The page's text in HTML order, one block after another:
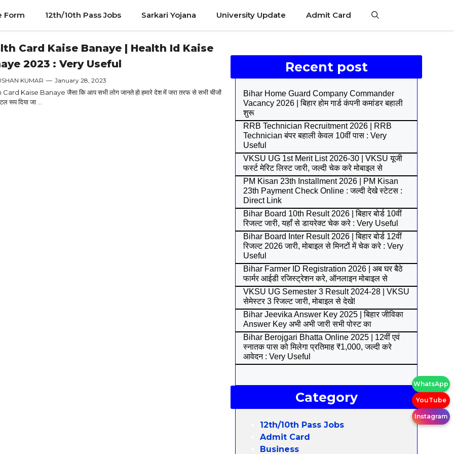
Form 12th/10th Pass Jobs Sarkari Yojana University Update Admit Card
Card Kaise Banaye | Health Id Kaise
2023 : Very Useful
KUMAR — January 28, 2023
Kaise Banaye जैसा कि आप सभी लोग जानते हो हमारे देश में जरा तरफ से सभी चीजों
रूप दिया जा ...
Recent post
Bihar Home Guard Company Commander
Vacancy 2026 | बिहार होम गार्ड कंपनी कमांडर बहाली
शुरू
RRB Technician Recruitment 2026 | RRB
Technician बंपर बहाली केवल 10वीं पास : Very
Useful
VKSU UG 1st Merit List 2026-30 | VKSU यूजी
फर्स्ट मेरिट लिस्ट जारी, जल्दी चेक करे मोबाइल से
PM Kisan 23th Installment 2026 | PM Kisan
23th Payment Check Online : जल्दी देखे स्टेटस :
Direct Link
Bihar Board 10th Result 2026 | बिहार बोर्ड 10वीं
रिजल्ट जारी, यहाँ से डायरेक्ट चेक करे : Very Useful
Bihar Board Inter Result 2026 | बिहार बोर्ड 12वीं
रिजल्ट 2026 जारी, मोबाइल से मिनटों में चेक करे : Very
Useful
Bihar Farmer ID Registration 2026 | अब घर बैठे
फार्मर आईडी रजिस्ट्रेशन करे, ऑनलाइन मोबाइल से
VKSU UG Semester 3 Result 2024-28 | VKSU
सेमेस्टर 3 रिजल्ट जारी, मोबाइल से देखे!
Bihar Jeevika Answer Key 2025 | बिहार जीविका
Answer Key अभी अभी जारी सभी पोस्ट का
Bihar Berojgari Bhatta Online 2025 | 12वीं एवं
स्नातक पास को मिलेगा प्रतिमाह ₹1,000, जल्दी करे
आवेदन : Very Useful
Category
12th/10th Pass Jobs
Admit Card
Business
WhatsApp
YouTube
Instagram